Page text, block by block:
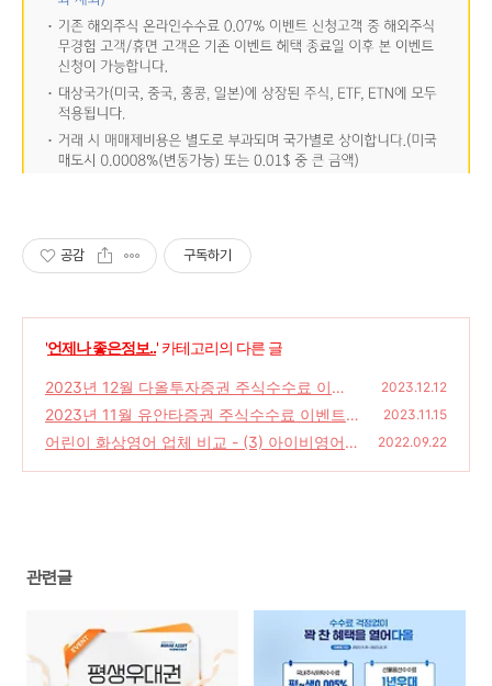
공감 구독하기
'언제나 좋은정보..' 카테고리의 다른 글
2023년 12월 다올투자증권 주식수수료 이벤
트
(0)
2023.12.12
2023년 11월 유안타증권 주식수수료 이벤트
(0)
2023.11.15
어린이 화상영어 업체 비교 - (3) 아이비영어 2022.09.22
관련글